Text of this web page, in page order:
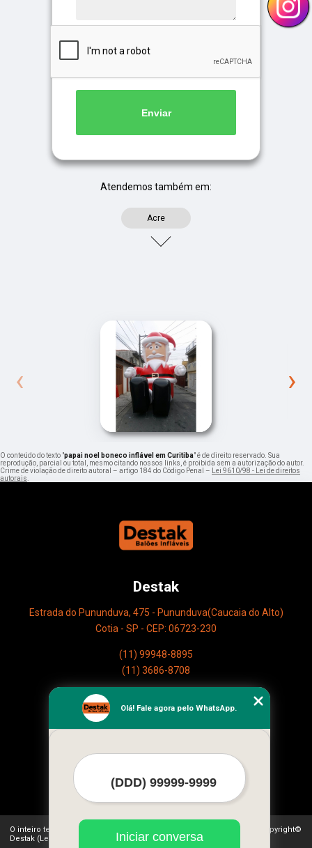
Enviar
Atendemos também em:
Acre
‹ ›
O conteúdo do texto "papai noel boneco inflável em Curitiba" é de direito reservado. Sua
reprodução, parcial ou total, mesmo citando nossos links, é proibida sem a autorização do autor.
Crime de violação de direito autoral – artigo 184 do Código Penal –
Lei 9610/98 - Lei de direitos
autorais
Destak
Estrada do Pununduva, 475 - Pununduva(Caucaia do Alto)
Cotia - SP - CEP: 06723-230
(11) 99948-8895
(11) 3686-8708
Empresa
Missão
Mapa do site
Mais Serviços
O inteiro teor deste site está sujeito à proteção de direitos autorais. Copyright©
Destak (Lei 9610 de 19/02/1998)
Olá! Fale agora pelo WhatsApp.
Iniciar conversa